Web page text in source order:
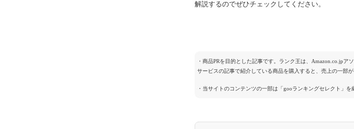
解説するのでぜひチェックしてください。
・商品PRを目的とした記事です。ランク王は、Amazon.co.jp
サービスの記事で紹介している商品を購入すると、売上の一部が
・当サイトのコンテンツの一部は「gooランキングセレクト」を